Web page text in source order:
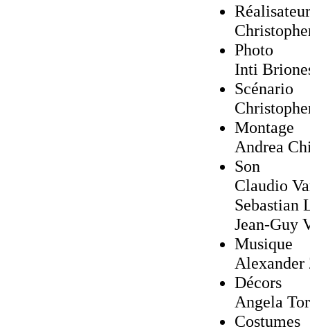
Réalisateur
Photo
Inti
Scénario
Montage
Andrea
Son
Claudio
Sebastian
Jean-Guy
Musique
Alexander
Décors
Angela
Costumes